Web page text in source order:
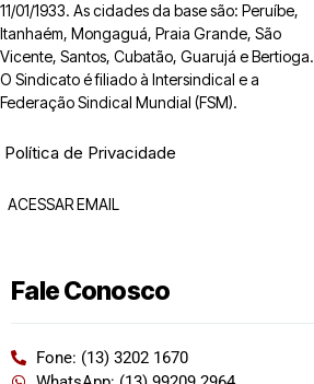
11/01/1933. As cidades da base são: Peruíbe,
Itanhaém, Mongaguá, Praia Grande, São
Vicente, Santos, Cubatão, Guarujá e Bertioga.
O Sindicato é filiado à Intersindical e a
Federação Sindical Mundial (FSM).
Política de Privacidade
ACESSAR EMAIL
Fale Conosco
Fone: (13) 3202 1670